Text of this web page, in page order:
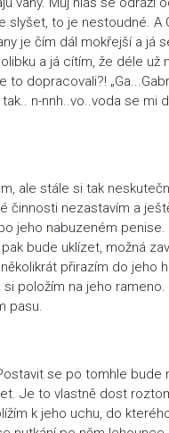
to je nestoudné. A
je čím dál mokřejší a já
a já cítím, že déle už
dopracovali?!
n-nnh..vo..voda se mi
ale stále si tak
činnosti nezastavím a
jeho nabuzeném penise.
bude uklízet, možná
přirazím do jeho
položím na jeho
pasu.
se po tomhle bude
Je to vlastně dost
k jeho uchu, do